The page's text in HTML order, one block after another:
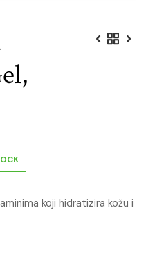
koji hidratizira kožu i